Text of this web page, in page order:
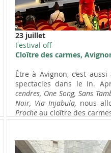
23 juillet
Festival off
Cloître des carmes,
Être à Avignon, c’est
spectacles dans le In.
cendres, One Song, Sans
Noir, Via Injabula, nous
Proche au cloître des